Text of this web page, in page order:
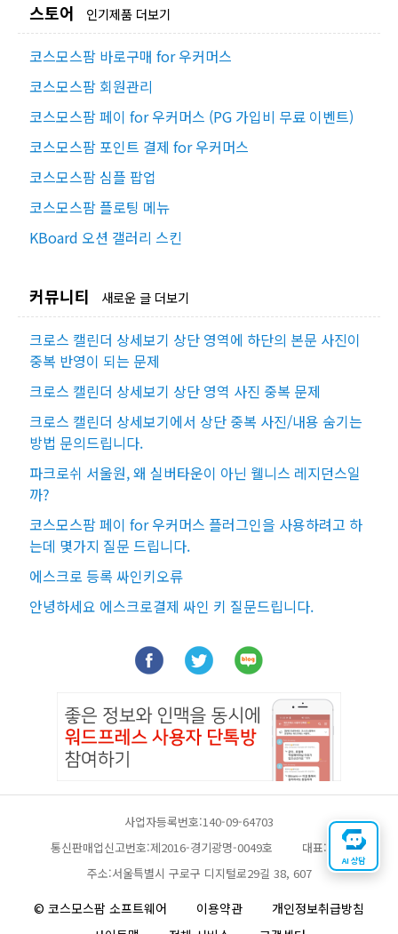
스토어 인기제품 더보기
코스모스팜 바로구매 for 우커머스
코스모스팜 회원관리
코스모스팜 페이 for 우커머스 (PG 가입비 무료 이벤트)
코스모스팜 포인트 결제 for 우커머스
코스모스팜 심플 팝업
코스모스팜 플로팅 메뉴
KBoard 오션 갤러리 스킨
커뮤니티 새로운 글 더보기
크로스 캘린더 상세보기 상단 영역에 하단의 본문 사진이
중복 반영이 되는 문제
크로스 캘린더 상세보기 상단 영역 사진 중복 문제
크로스 캘린더 상세보기에서 상단 중복 사진/내용 숨기는
방법 문의드립니다.
파크로쉬 서울원, 왜 실버타운이 아닌 웰니스 레지던스일
까?
코스모스팜 페이 for 우커머스 플러그인을 사용하려고 하
는데 몇가지 질문 드립니다.
에스크로 등록 싸인키오류
안녕하세요 에스크로결제 싸인 키 질문드립니다.
사업자등록번호:140-09-64703
통신판매업신고번호:제2016-경기광명-0049호
대표:채찬
주소:서울특별시 구로구 디지털로29길 38, 607
© 코스모스팜 소프트웨어 이용약관
개인정보취급방침
AI 상담